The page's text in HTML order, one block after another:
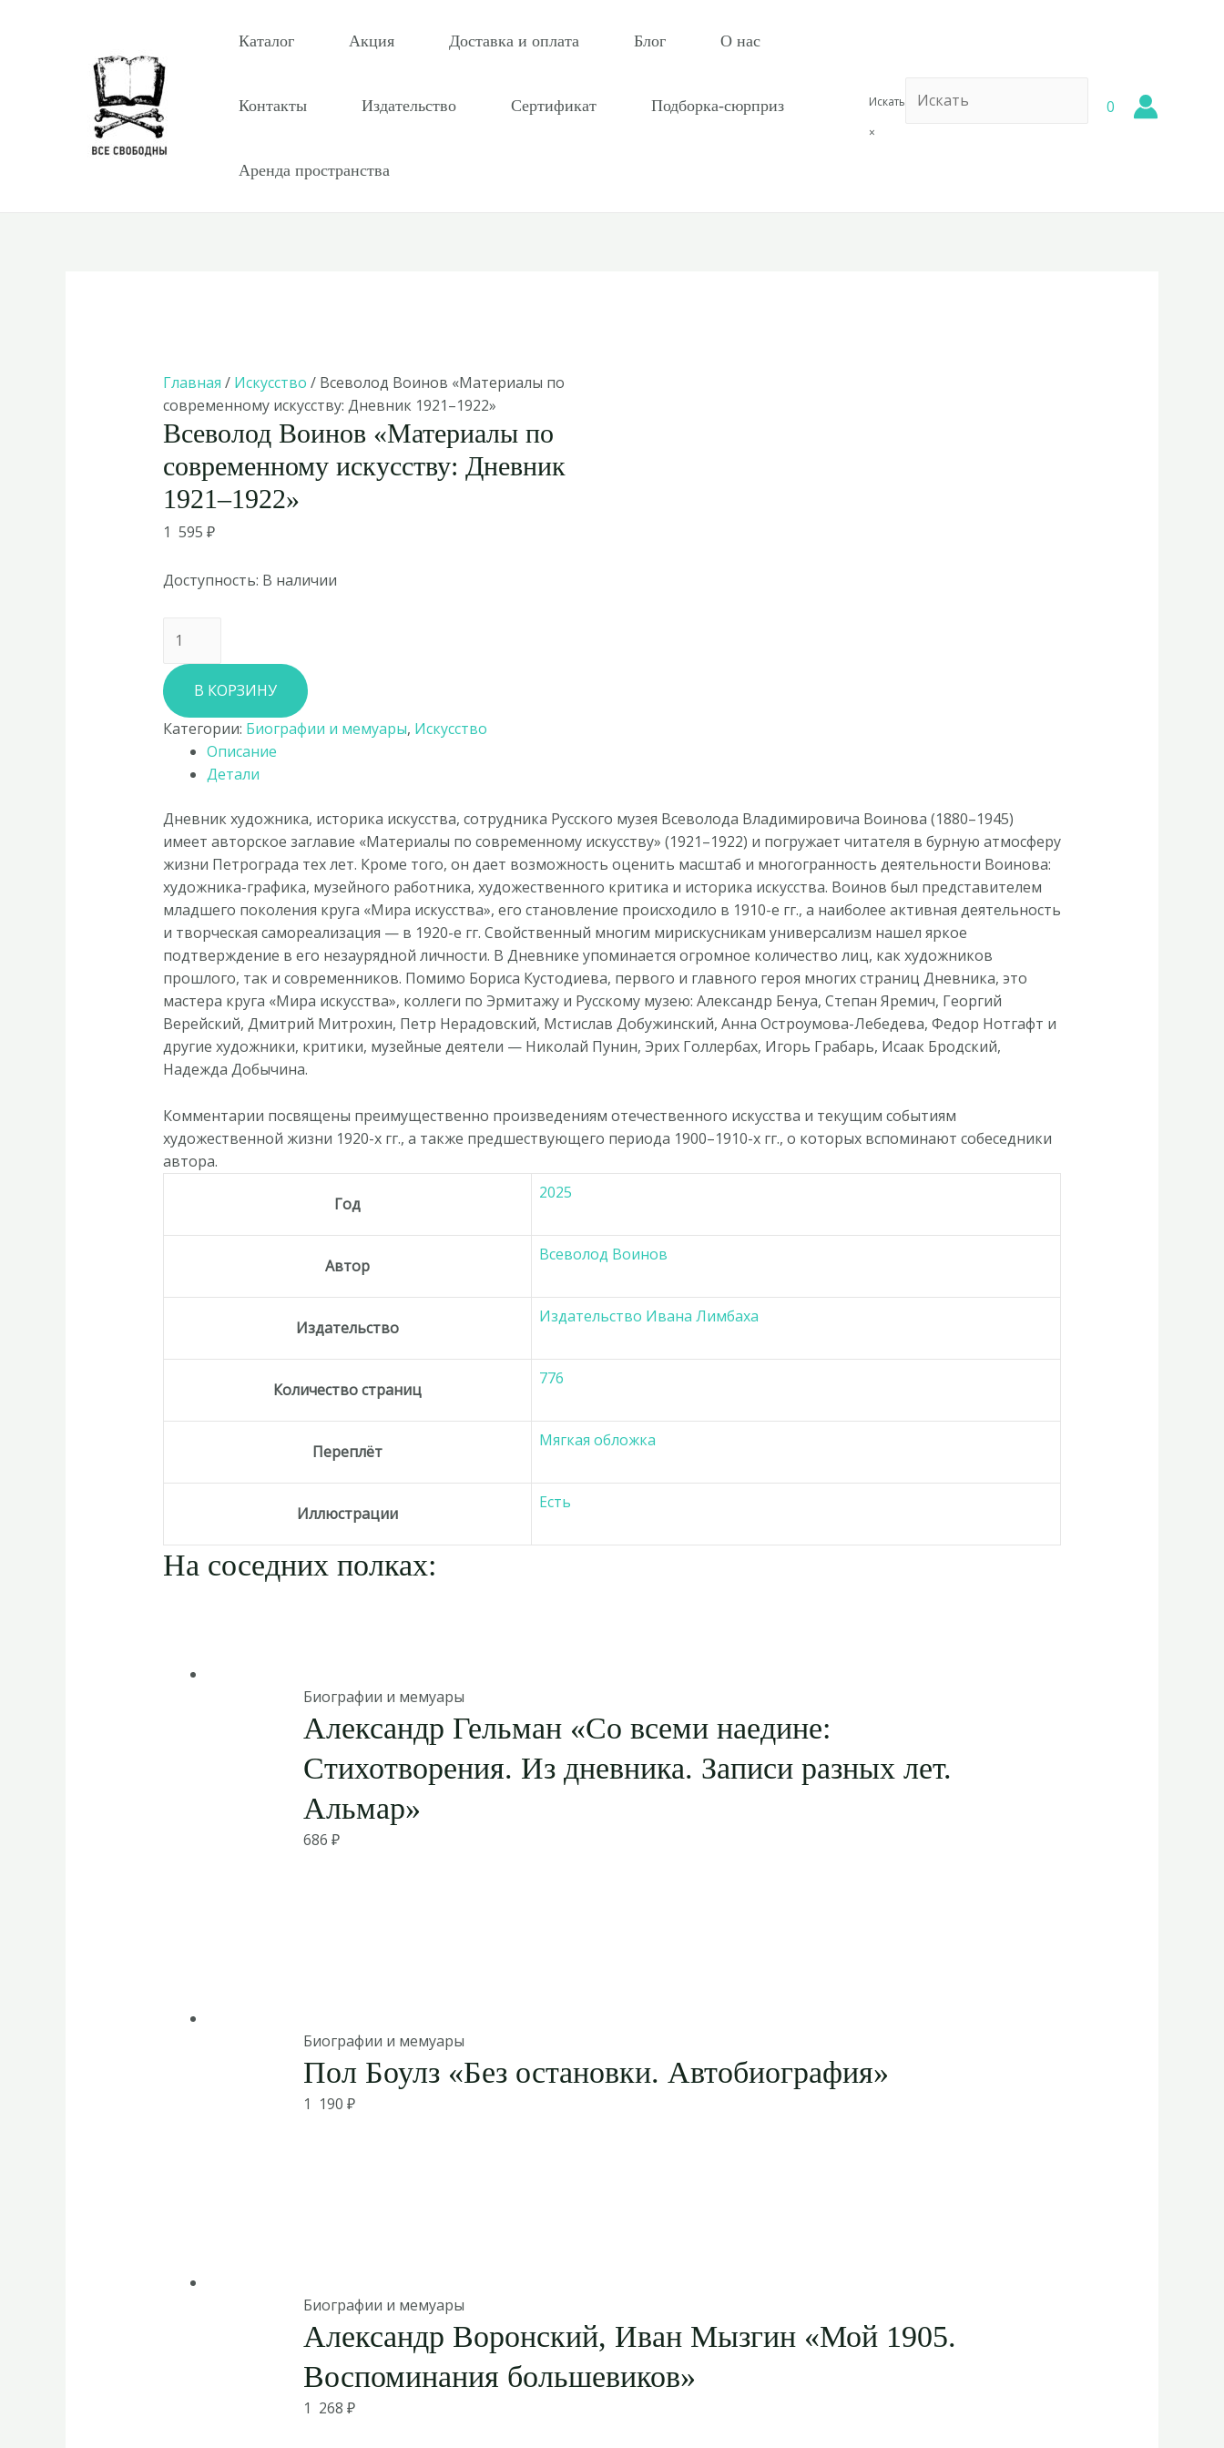
содержимому
Каталог Акция Доставка и оплата Блог О нас
Контакты Издательство Сертификат Подборка-сюрприз
Аренда пространства
Искать
×
0
Главная / Искусство / Всеволод Воинов «Материалы по
современному искусству: Дневник 1921–1922»
Всеволод Воинов «Материалы по
современному искусству: Дневник
1921–1922»
1 595 ₽
Доступность: В наличии
товара
Всеволод
Воинов
«Материалы
современному
искусству:
Дневник
1921–
В КОРЗИНУ
Категории: Биографии и мемуары, Искусство
Описание
Детали
Дневник художника, историка искусства, сотрудника Русского музея Всеволода Владимировича Воинова (1880–1945)
имеет авторское заглавие «Материалы по современному искусству» (1921–1922) и погружает читателя в бурную атмосферу
жизни Петрограда тех лет. Кроме того, он дает возможность оценить масштаб и многогранность деятельности Воинова:
художника-графика, музейного работника, художественного критика и историка искусства. Воинов был представителем
младшего поколения круга «Мира искусства», его становление происходило в 1910-е гг., а наиболее активная деятельность
и творческая самореализация — в 1920-е гг. Свойственный многим мирискусникам универсализм нашел яркое
подтверждение в его незаурядной личности. В Дневнике упоминается огромное количество лиц, как художников
прошлого, так и современников. Помимо Бориса Кустодиева, первого и главного героя многих страниц Дневника, это
мастера круга «Мира искусства», коллеги по Эрмитажу и Русскому музею: Александр Бенуа, Степан Яремич, Георгий
Верейский, Дмитрий Митрохин, Петр Нерадовский, Мстислав Добужинский, Анна Остроумова-Лебедева, Федор Нотгафт и
другие художники, критики, музейные деятели — Николай Пунин, Эрих Голлербах, Игорь Грабарь, Исаак Бродский,
Надежда Добычина.
Комментарии посвящены преимущественно произведениям отечественного искусства и текущим событиям
художественной жизни 1920-х гг., а также предшествующего периода 1900–1910-х гг., о которых вспоминают собеседники
автора.
Год
2025
Автор
Всеволод Воинов
Издательство
Издательство Ивана Лимбаха
Количество страниц
776
Переплёт
Мягкая обложка
Иллюстрации
Есть
На соседних полках:
Биографии и мемуары
Александр Гельман «Со всеми наедине:
Стихотворения. Из дневника. Записи разных лет.
Альмар»
686₽
Биографии и мемуары
Пол Боулз «Без остановки. Автобиография»
1 190₽
Биографии и мемуары
Александр Воронский, Иван Мызгин «Мой 1905.
Воспоминания большевиков»
1 268₽